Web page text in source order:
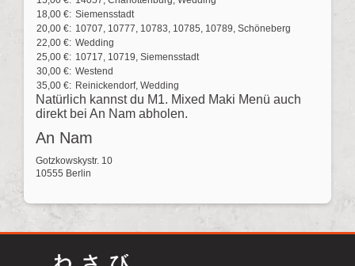
18,00 €: Siemensstadt
20,00 €: 10707, 10777, 10783, 10785, 10789, Schöneberg
22,00 €: Wedding
25,00 €: 10717, 10719, Siemensstadt
30,00 €: Westend
35,00 €: Reinickendorf, Wedding
Natürlich kannst du M1. Mixed Maki Menü auch
direkt bei An Nam abholen.
An Nam
Gotzkowskystr. 10
10555 Berlin